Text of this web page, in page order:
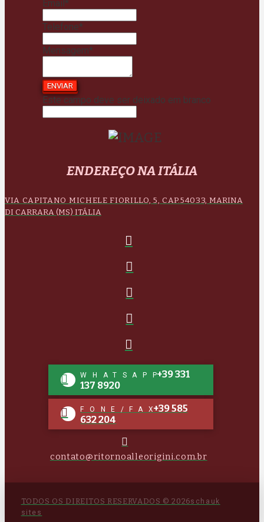
Email *
Telefone*
Mensagem*
ENVIAR
Este campo deve ser deixado em branco
ENDEREÇO NA ITÁLIA
VIA CAPITANO MICHELE FIORILLO, 5, CAP.54033,MARINA
DI CARRARA (MS) ITÁLIA
WHATSAPP+39 331
137 8920
FONE/FAX+39 585
632 204
contato@ritornoalleorigini.com.br
TODOS OS DIREITOS RESERVADOS © 2026schauk
sites